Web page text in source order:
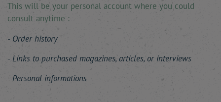
This will be your personal account where you could
consult anytime :
Order history
Links to purchased magazines, articles, or interviews
Personal informations